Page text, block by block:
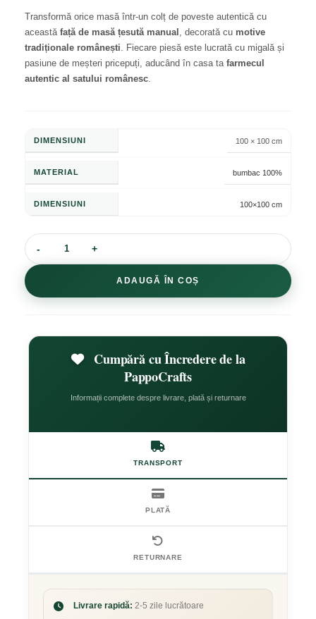
Transformă orice masă într-un colț de poveste autentică cu
această față de masă țesută manual , decorată cu motive
tradiționale românești. Fiecare piesă este lucrată cu migală și
pasiune de meșteri pricepuți, aducând în casa ta farmecul
autentic al satului românesc.
DIMENSIUNI 100 × 100 cm
MATERIAL bumbac 100%
DIMENSIUNI 100×100 cm
ADAUGĂ ÎN COȘ
Cumpără cu Încredere de la
PappoCrafts
Informații complete despre livrare, plată și returnare
TRANSPORT
PLATĂ
RETURNARE
Livrare rapidă: 2-5 zile lucrătoare